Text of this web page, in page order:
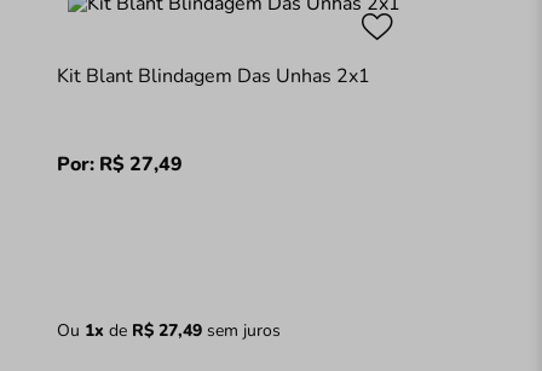
Kit Blant Blindagem Das Unhas 2x1
Por: R$ 27,49
Ou 1x de R$ 27,49sem juros